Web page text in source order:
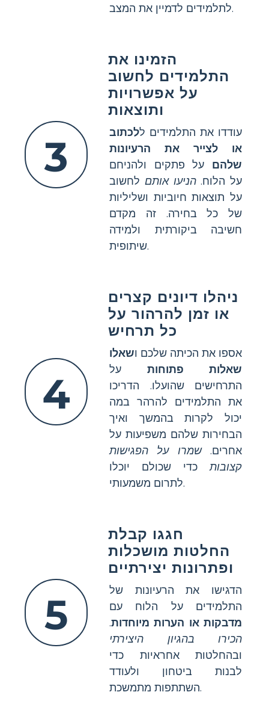
לתלמידים לדמיין את המצב.
3
הזמינו את
התלמידים לחשוב
על אפשרויות
ותוצאות
עודדו את התלמידים ללכתוב
או לצייר את הרעיונות
שלהם על פתקים ולהניחם
על הלוח.הניעו אותם לחשוב
על תוצאות חיוביות ושליליות
של כל בחירה. זה מקדם
חשיבה ביקורתית ולמידה
שיתופית.
4
ניהלו דיונים קצרים
או זמן להרהור על
כל תרחיש
אספו את הכיתה שלכם ושאלו
שאלות פתוחות על
התרחישים שהועלו. הדריכו
את התלמידים להרהר במה
יכול לקרות בהמשך ואיך
הבחירות שלהם משפיעות על
אחרים.שמרו על הפגישות
קצובותכדי שכולם יוכלו
לתרום משמעותי.
5
חגגו קבלת
החלטות מושכלות
ופתרונות יצירתיים
הדגישו את הרעיונות של
התלמידים על הלוח עם
מדבקות או הערות מיוחדות.
הכירו בהגיון היצירתי
ובהחלטות אחראיות כדי
לבנות ביטחון ולעודד
השתתפות מתמשכת.